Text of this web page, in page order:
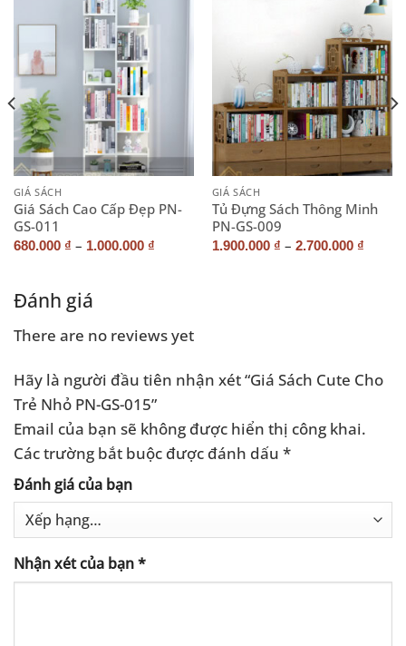
GIÁ SÁCH
Giá Sách Cao Cấp Đẹp PN-
GS-011
680.000 ₫ – 1.000.000 ₫
GIÁ SÁCH
Tủ Đựng Sách Thông Minh
PN-GS-009
1.900.000 ₫ – 2.700.000 ₫
Đánh giá
There are no reviews yet
Hãy là người đầu tiên nhận xét “Giá Sách Cute Cho
Trẻ Nhỏ PN-GS-015”
Email của bạn sẽ không được hiển thị công khai.
Các trường bắt buộc được đánh dấu *
Đánh giá của bạn
Nhận xét của bạn*